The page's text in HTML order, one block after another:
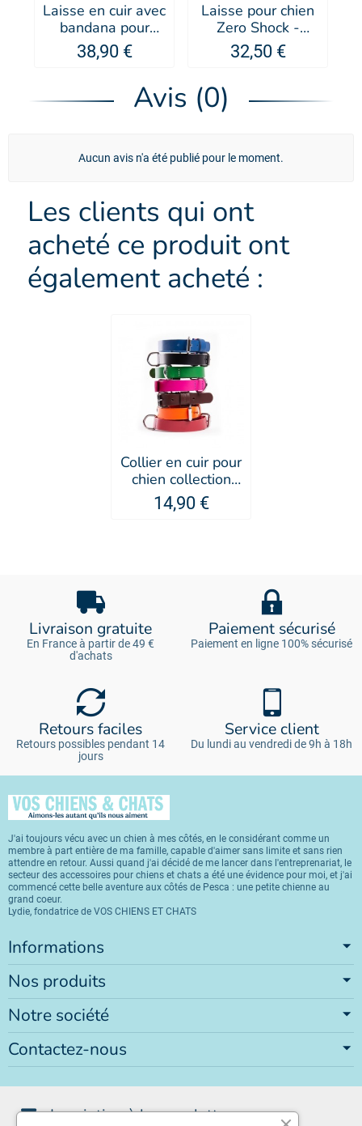
Laisse en cuir avec
bandana pour
chien Miami -
MARTIN SELLIER
38,90 €
Laisse pour chien
Zero Shock -
EZYDOG
32,50 €
Avis (0)
Aucun avis n'a été publié pour le moment.
Les clients qui ont
acheté ce produit ont
également acheté :
Collier en cuir pour
chien collection
499 - MARTIN
SELLIER
14,90 €
Livraison gratuite
En France à partir de 49 €
d'achats
Paiement sécurisé
Paiement en ligne 100% sécurisé
Retours faciles
Retours possibles pendant 14
jours
Service client
Du lundi au vendredi de 9h à 18h
J'ai toujours vécu avec un chien à mes côtés, en le considérant comme un
membre à part entière de ma famille, capable d'aimer sans limite et sans rien
attendre en retour. Aussi quand j'ai décidé de me lancer dans l'entreprenariat, le
secteur des accessoires pour chiens et chats a été une évidence pour moi, et j'ai
commencé cette belle aventure aux côtés de Pesca : une petite chienne au
grand coeur.
Lydie, fondatrice de VOS CHIENS ET CHATS
Informations
Nos produits
Notre société
Contactez-nous
Inscription à la newsletter